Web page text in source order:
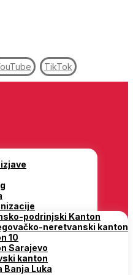
TikTok
podrinjski Kanton
neretvanski kanton
10
Sarajevo
kanton
Banja Luka